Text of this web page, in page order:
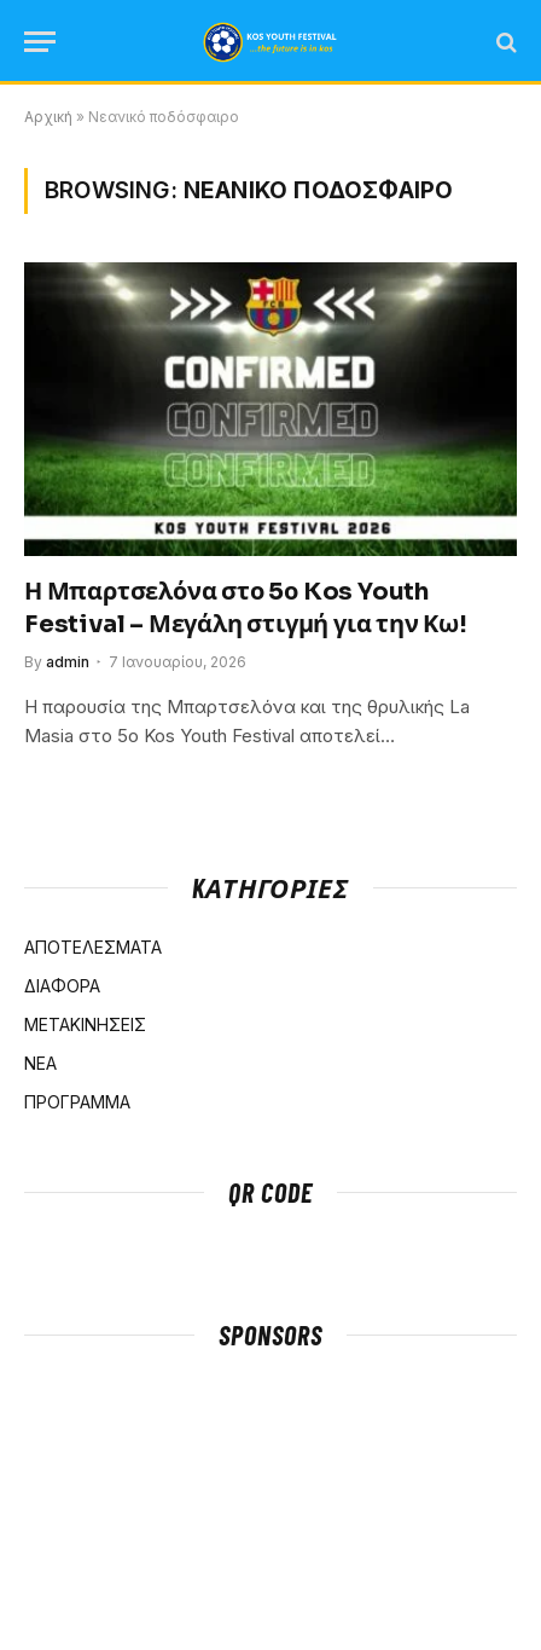
Αρχική » Νεανικό ποδόσφαιρο
BROWSING: ΝΕΑΝΙΚΌ ΠΟΔΌΣΦΑΙΡΟ
Η Μπαρτσελόνα στο 5ο Kos Youth
Festival – Μεγάλη στιγμή για την Κω!
By admin 7 Ιανουαρίου, 2026
Η παρουσία της Μπαρτσελόνα και της θρυλικής La
Masia στο 5ο Kos Youth Festival αποτελεί…
KΑΤΗΓΟΡΊΕΣ
ΑΠΟΤΕΛΕΣΜΑΤΑ
ΔΙΑΦΟΡΑ
ΜΕΤΑΚΙΝΗΣΕΙΣ
ΝΕΑ
ΠΡΟΓΡΑΜΜΑ
QR CODE
SPONSORS